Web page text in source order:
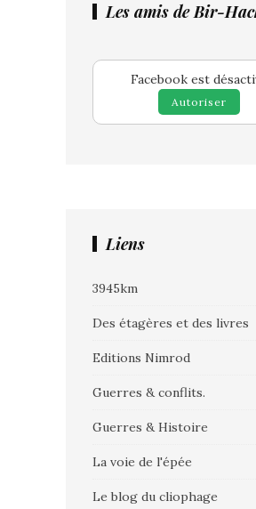
Les amis de Bir-
Facebook est
Autoriser
Liens
3945km
Des étagères et des livres
Editions Nimrod
Guerres & conflits.
Guerres & Histoire
La voie de l'épée
Le blog du cliophage